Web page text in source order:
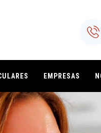
EMPRESAS